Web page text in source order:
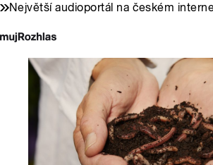
Největší audioportál na českém